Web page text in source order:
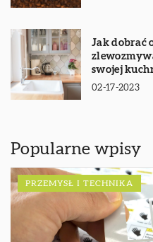
Jak dobrać
swojej
02-17-2023
Popularne wpisy
PRZEMYSŁ I TECHNIKA